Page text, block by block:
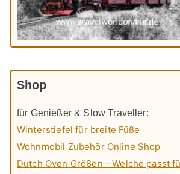
Shop
für Genießer & Slow Traveller:
Winterstiefel für breite Füße
Wohnmobil Zubehör Online Shop
Dutch Oven Größen - Welche passt